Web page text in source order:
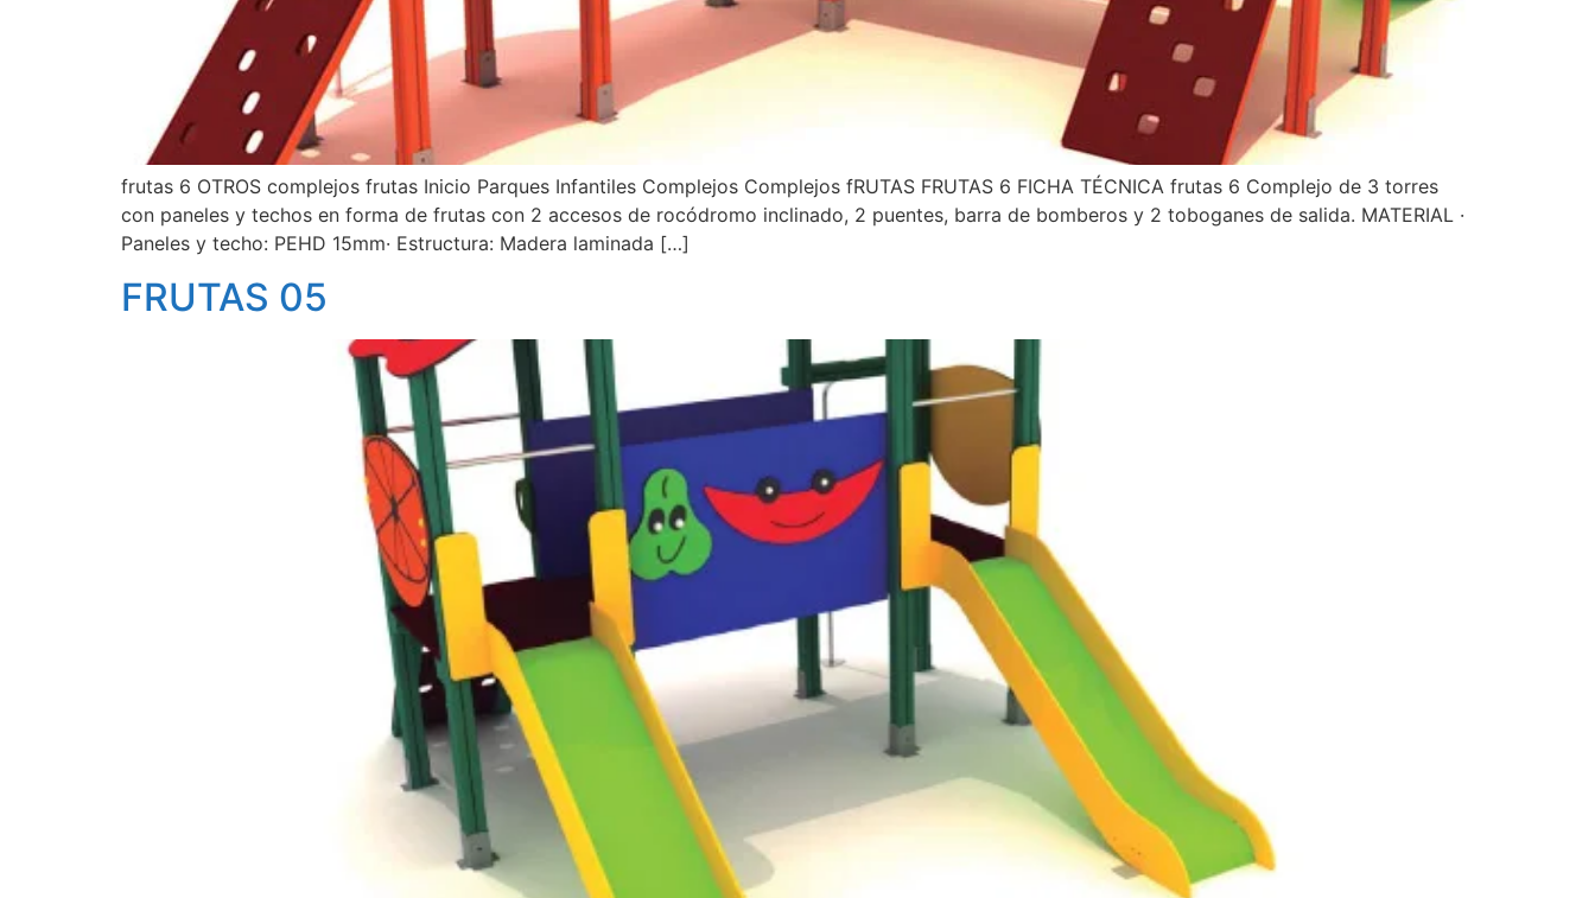
frutas 6 OTROS complejos frutas Inicio Parques Infantiles Complejos Complejos fRUTAS FRUTAS 6 FICHA TÉCNICA frutas 6 Complejo de 3 torres
con paneles y techos en forma de frutas con 2 accesos de rocódromo inclinado, 2 puentes, barra de bomberos y 2 toboganes de salida. MATERIAL ·
Paneles y techo: PEHD 15mm· Estructura: Madera laminada […]
FRUTAS 05